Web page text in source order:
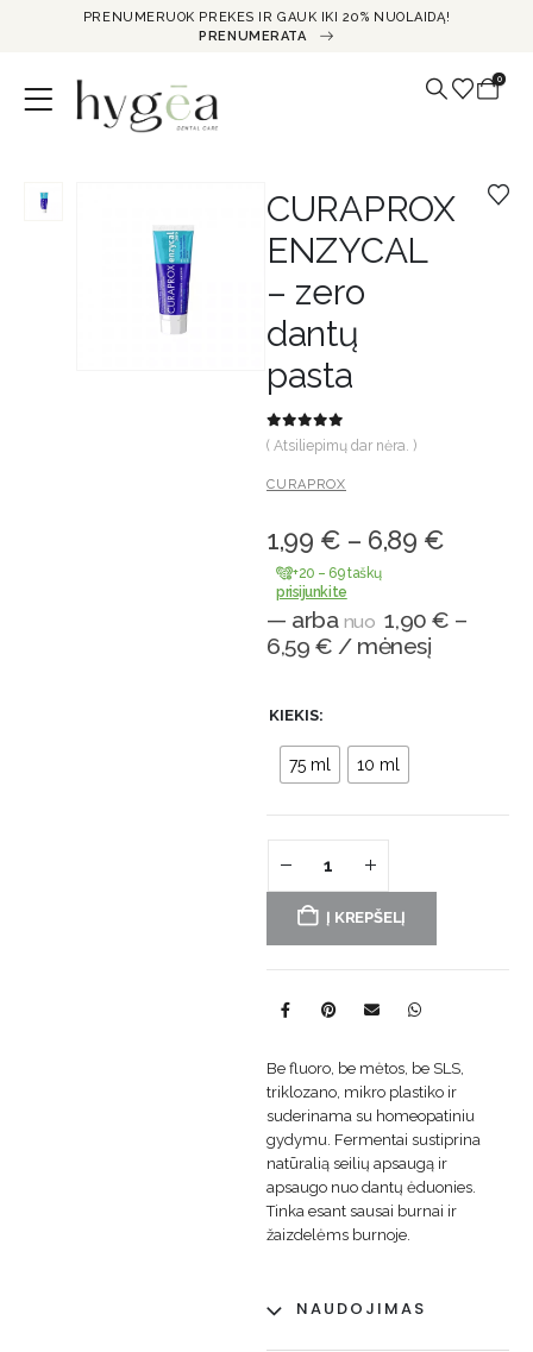
PRENUMERUOK PREKES IR GAUK IKI 20% NUOLAIDĄ!
PRENUMERATA
0
CURAPROX
ENZYCAL
– zero
dantų
pasta
0out of 5
( Atsiliepimų dar nėra. )
CURAPROX
1,99 € – 6,89 €
+20 – 69 taškų
prisijunkite
— arba nuo 1,90€ –
6,59 € / mėnesį
KIEKIS
75 ml 10 ml
Į KREPŠELĮ
Be fluoro, be mėtos, be SLS,
triklozano, mikro plastiko ir
suderinama su homeopatiniu
gydymu. Fermentai sustiprina
natūralią seilių apsaugą ir
apsaugo nuo dantų ėduonies.
Tinka esant sausai burnai ir
žaizdelėms burnoje.
NAUDOJIMAS